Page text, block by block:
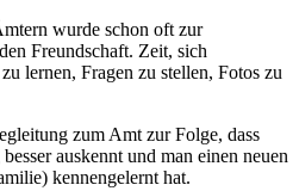
wurde schon oft zur
Freundschaft. Zeit, sich
lernen, Fragen zu stellen, Fotos zu
zum Amt zur Folge, dass
auskennt und man einen neuen
kennengelernt hat.